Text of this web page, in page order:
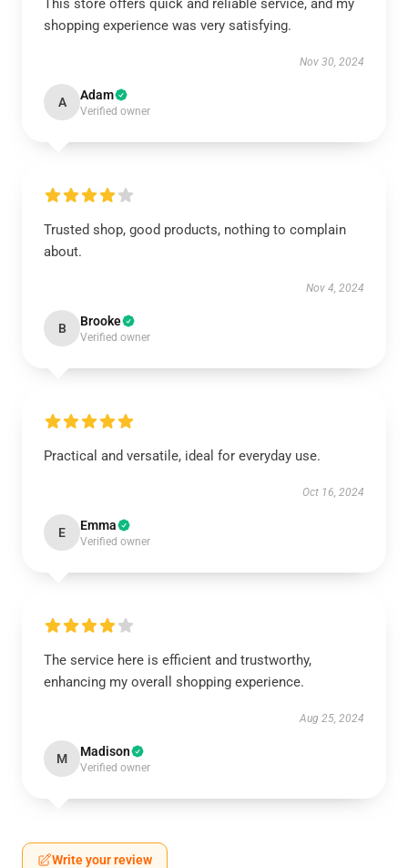
This store offers quick and reliable service, and my
shopping experience was very satisfying.
Nov 30, 2024
A Adam
Verified owner
Trusted shop, good products, nothing to complain
about.
Nov 4, 2024
B Brooke
Verified owner
Practical and versatile, ideal for everyday use.
Oct 16, 2024
E Emma
Verified owner
The service here is efficient and trustworthy,
enhancing my overall shopping experience.
Aug 25, 2024
M Madison
Verified owner
Write your review